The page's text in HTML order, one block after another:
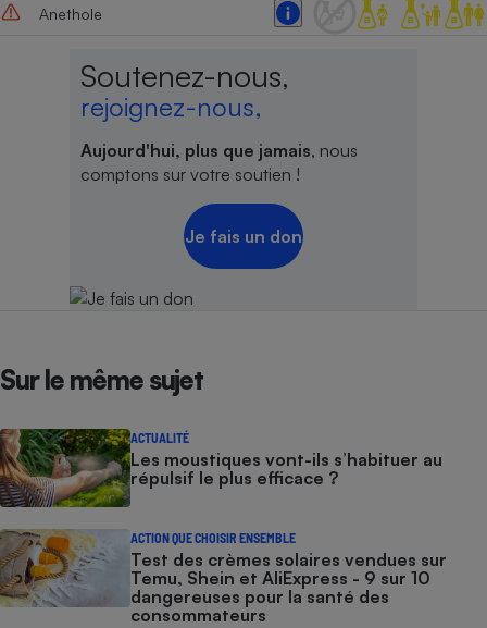
Anethole
Soutenez-nous,
rejoignez-nous,
Aujourd'hui, plus que jamais, nous
comptons sur votre soutien !
Je fais un don
Sur le même sujet
ACTUALITÉ
Les moustiques vont-ils s’habituer au
répulsif le plus efficace ?
ACTION QUE CHOISIR ENSEMBLE
Test des crèmes solaires vendues sur
Temu, Shein et AliExpress - 9 sur 10
dangereuses pour la santé des
consommateurs